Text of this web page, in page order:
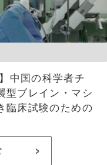
中国の科学者チ
型ブレイン・マシ
臨床試験のための
>